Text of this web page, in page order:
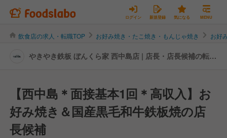
ログイン 新規登録 気になる MENU
飲食店の求人・転職TOP お好み焼き・たこ焼き・もんじゃ焼き お好
やきやき鉄板 ぼんくら家 西中島店 | 店長・店長候補の転
【西中島＊面接基本1回＊高収入】お
好み焼き＆国産黒毛和牛鉄板焼の店
長候補